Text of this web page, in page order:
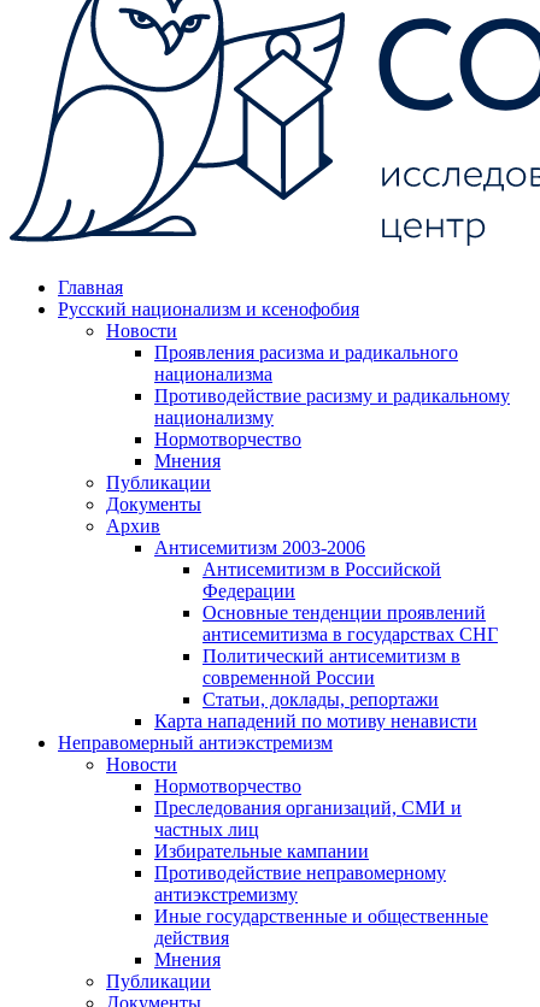
Главная
Русский национализм и ксенофобия
Новости
Проявления расизма и радикального
национализма
Противодействие расизму и радикальному
национализму
Нормотворчество
Мнения
Публикации
Документы
Архив
Антисемитизм 2003-2006
Антисемитизм в Российской
Федерации
Основные тенденции проявлений
антисемитизма в государствах СНГ
Политический антисемитизм в
современной России
Статьи, доклады, репортажи
Карта нападений по мотиву ненависти
Неправомерный антиэкстремизм
Новости
Нормотворчество
Преследования организаций, СМИ и
частных лиц
Избирательные кампании
Противодействие неправомерному
антиэкстремизму
Иные государственные и общественные
действия
Мнения
Публикации